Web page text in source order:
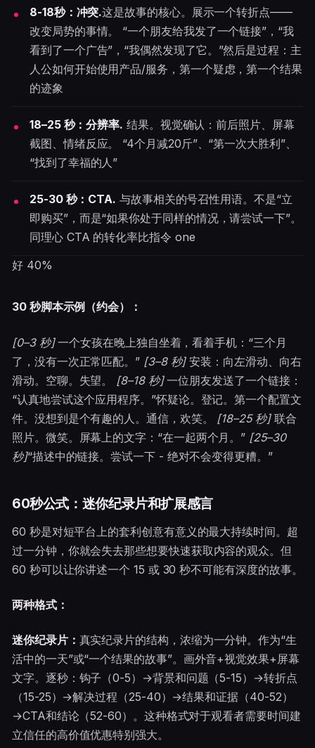
8-18秒：冲突.这是故事的核心。展示一个转折点——
改变局势的事情。 “一个朋友给我发了一个链接”，“我
看到了一个广告”，“我偶然发现了它。”然后是过程：主
人公如何开始使用产品/服务，第一个疑虑，第一个结果
的迹象
18–25 秒：分辨率. 结果。视觉确认：前后照片、屏幕
截图、情绪反应。 “4个月减20斤”、“第一次大胜利”、
“找到了幸福的人”
25-30 秒：CTA. 与故事相关的号召性用语。不是“立
即购买”，而是“如果你处于同样的情况，请尝试一下”。
同理心 CTA 的转化率比指令 one
好 40%
30 秒脚本示例（约会）：
[0–3 秒]一个女孩在晚上独自坐着，看着手机：“三个月
了，没有一次正常匹配。” [3–8 秒]安装：向左滑动、向右
滑动。空聊。失望。 [8–18 秒]一位朋友发送了一个链接：
“认真地尝试这个应用程序。”怀疑论。登记。第一个配置文
件。没想到是个有趣的人。通信，欢笑。 [18–25 秒]联合
照片。微笑。屏幕上的文字：“在一起两个月。” [25–30
秒]“描述中的链接。尝试一下 - 绝对不会变得更糟。”
60秒公式：迷你纪录片和扩展感言
60 秒是对短平台上的套利创意有意义的最大持续时间。超
过一分钟，你就会失去那些想要快速获取内容的观众。但
60 秒可以让你讲述一个 15 或 30 秒不可能有深度的故事。
两种格式：
迷你纪录片： 真实纪录片的结构，浓缩为一分钟。作为“生
活中的一天”或“一个结果的故事”。画外音+视觉效果+屏幕
文字。逐秒：钩子（0-5）→背景和问题（5-15）→转折点
（15-25）→解决过程（25-40）→结果和证据（40-52）
→CTA和结论（52-60）。这种格式对于观看者需要时间建
立信任的高价值优惠特别强大。